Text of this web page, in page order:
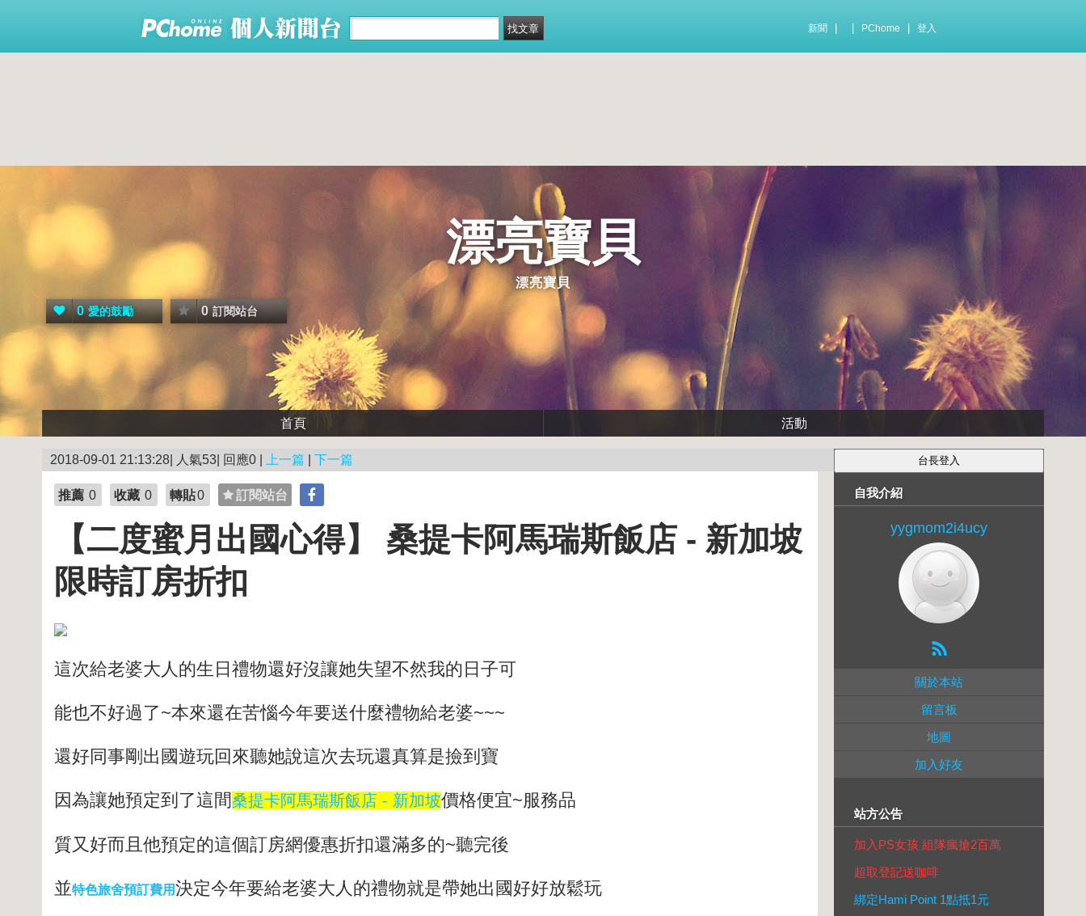
新聞 PChome 登入
漂亮寶貝
漂亮寶貝
0 愛的鼓勵 0 訂閱站台
首頁 活動
2018-09-01 21:13:28| 人氣53| 回應0 | 上一篇 下一篇
推薦 0 收藏 0 轉貼0 訂閱站台
【二度蜜月出國心得】 桑提卡阿馬瑞斯飯店 - 新加坡
限時訂房折扣
這次給老婆大人的生日禮物還好沒讓她失望不然我的日子可
能也不好過了~本來還在苦惱今年要送什麼禮物給老婆~~~
還好同事剛出國遊玩回來聽她說這次去玩還真算是撿到寶
因為讓她預定到了這間桑提卡阿馬瑞斯飯店 - 新加坡價格便宜~服務品
質又好而且他預定的這個訂房網優惠折扣還滿多的~聽完後
並特色旅舍預訂費用決定今年要給老婆大人的禮物就是帶她出國好好放鬆玩
自我介紹
yygmom2i4ucy
關於本站
留言板
地圖
加入好友
站方公告
加入PS女孩 組隊瘋搶2百萬
超取登記送咖啡
綁定Hami Point 1點抵1元